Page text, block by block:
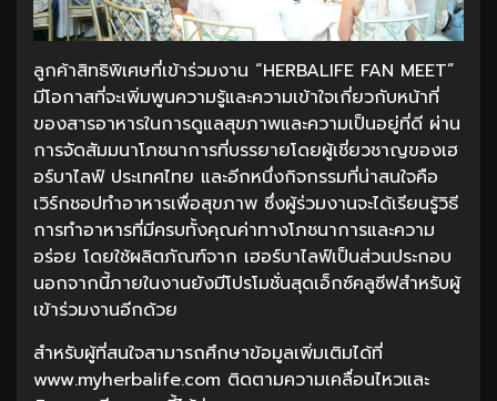
ลูกค้าสิทธิพิเศษที่เข้าร่วมงาน “HERBALIFE FAN MEET”
มีโอกาสที่จะเพิ่มพูนความรู้และความเข้าใจเกี่ยวกับหน้าที่
ของสารอาหารในการดูแลสุขภาพและความเป็นอยู่ที่ดี ผ่าน
การจัดสัมมนาโภชนาการที่บรรยายโดยผู้เชี่ยวชาญของเฮ
อร์บาไลฟ์ ประเทศไทย และอีกหนึ่งกิจกรรมที่น่าสนใจคือ
เวิร์กชอปทำอาหารเพื่อสุขภาพ ซึ่งผู้ร่วมงานจะได้เรียนรู้วิธี
การทำอาหารที่มีครบทั้งคุณค่าทางโภชนาการและความ
อร่อย โดยใช้ผลิตภัณฑ์จาก เฮอร์บาไลฟ์เป็นส่วนประกอบ
นอกจากนี้ภายในงานยังมีโปรโมชั่นสุดเอ็กซ์คลูซีฟสำหรับผู้
เข้าร่วมงานอีกด้วย
สำหรับผู้ที่สนใจสามารถศึกษาข้อมูลเพิ่มเติมได้ที่
www.myherbalife.com ติดตามความเคลื่อนไหวและ